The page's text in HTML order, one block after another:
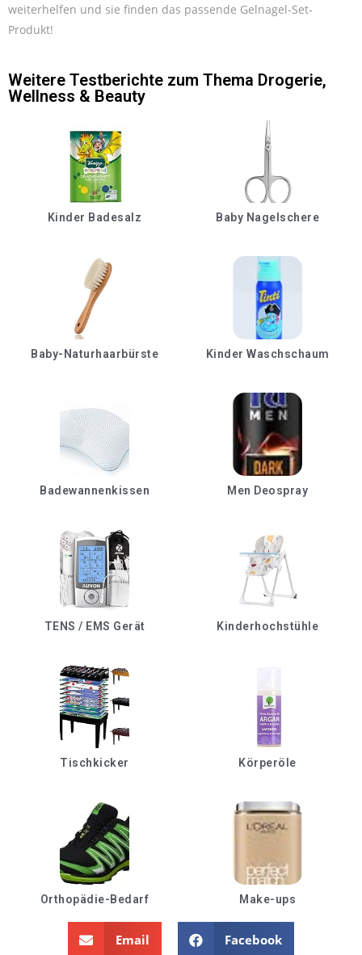
weiterhelfen und sie finden das passende Gelnagel-Set-
Produkt!
Weitere Testberichte zum Thema Drogerie,
Wellness & Beauty
Kinder Badesalz Baby Nagelschere
Baby-Naturhaarbürste Kinder Waschschaum
Badewannenkissen Men Deospray
TENS / EMS Gerät Kinderhochstühle
Tischkicker Körperöle
Orthopädie-Bedarf Make-ups
Email Facebook